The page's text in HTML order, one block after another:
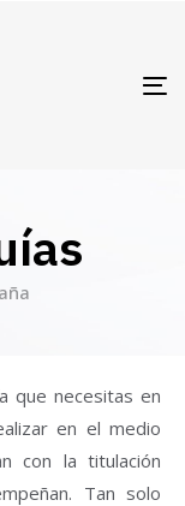
que necesitas en
en el medio
con la titulación
Tan solo